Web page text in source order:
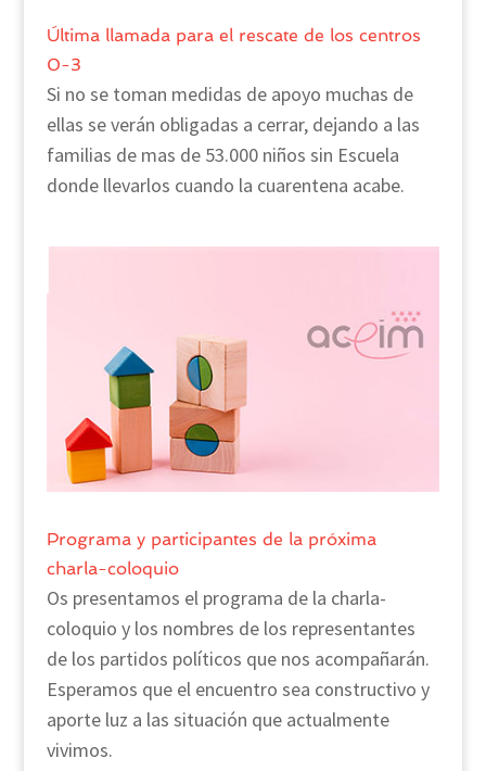
Última llamada para el rescate de los centros
0-3
Si no se toman medidas de apoyo muchas de
ellas se verán obligadas a cerrar, dejando a las
familias de mas de 53.000 niños sin Escuela
donde llevarlos cuando la cuarentena acabe.
Programa y participantes de la próxima
charla-coloquio
Os presentamos el programa de la charla-
coloquio y los nombres de los representantes
de los partidos políticos que nos acompañarán.
Esperamos que el encuentro sea constructivo y
aporte luz a las situación que actualmente
vivimos.